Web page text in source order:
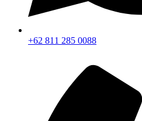
+62 811 285 0088